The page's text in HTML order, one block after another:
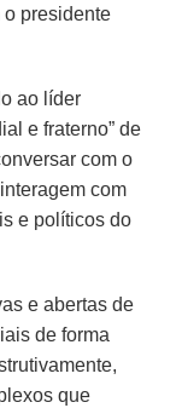
o presidente
ao líder
e fraterno” de
com o
com
e políticos do
e abertas de
de forma
que